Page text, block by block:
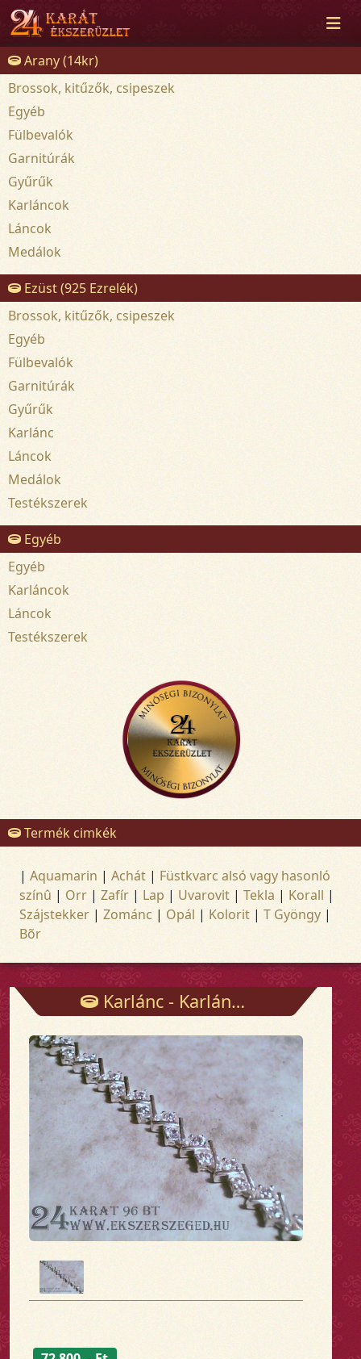
Arany (14kr)
Brossok, kitűzők, csipeszek
Egyéb
Fülbevalók
Garnitúrák
Gyűrűk
Karláncok
Láncok
Medálok
Ezüst (925 Ezrelék)
Brossok, kitűzők, csipeszek
Egyéb
Fülbevalók
Garnitúrák
Gyűrűk
Karlánc
Láncok
Medálok
Testékszerek
Egyéb
Egyéb
Karláncok
Láncok
Testékszerek
Termék cimkék
| Aquamarin | Achát | Füstkvarc alsó vagy hasonló
színû | Orr | Zafír | Lap | Uvarovit | Tekla | Korall |
Szájstekker | Zománc | Opál | Kolorit | T Gyöngy |
Bõr
Karlánc - Karlánc - Arany és ezüst ékszerek